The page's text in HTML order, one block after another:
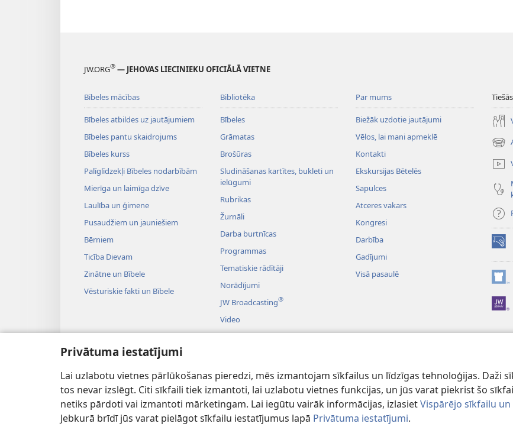
Privātuma iestatījumi
Lai uzlabotu vietnes pārlūkošanas pieredzi, mēs izmantojam sīkfailus un līdzīgas tehnoloģijas. Daži
tos nevar izslēgt. Citi sīkfaili tiek izmantoti, lai uzlabotu vietnes funkcijas, un jūs varat piekrist šo
netiks pārdoti vai izmantoti mārketingam. Lai iegūtu vairāk informācijas, izlasietVispārējo sīkfailu
Jebkurā brīdī jūs varat pielāgot sīkfailu iestatījumus lapā Privātuma iestatījumi.
JW.ORG® — JEHOVAS LIECINIEKU OFICIĀLĀ VIETNE
Bībeles mācības
Bībeles atbildes uz jautājumiem
Bībeles pantu skaidrojums
Bībeles kurss
Palīglīdzekļi Bībeles nodarbībām
Mierīga un laimīga dzīve
Laulība un ģimene
Pusaudžiem un jauniešiem
Bērniem
Ticība Dievam
Zinātne un Bībele
Vēsturiskie fakti un Bībele
Bibliotēka
Bībeles
Grāmatas
Brošūras
Sludināšanas kartītes, bukleti un
ielūgumi
Rubrikas
Žurnāli
Darba burtnīcas
Programmas
Tematiskie rādītāji
Norādījumi
JW Broadcasting®
Video
Mūzika
Teatralizēti Bībeles lasījumi
Par mums
Biežāk uzdotie jautājumi
Vēlos, lai mani apmeklē
Kontakti
Ekskursijas Bētelēs
Sapulces
Atceres vakars
Kongresi
Darbība
Gadījumi
Visā pasaulē
new
new
new
Copyright© 2026 Watch Tower Bible and Tract Society of Pennsylvania. LIETOŠANAS NOTEIKUMI